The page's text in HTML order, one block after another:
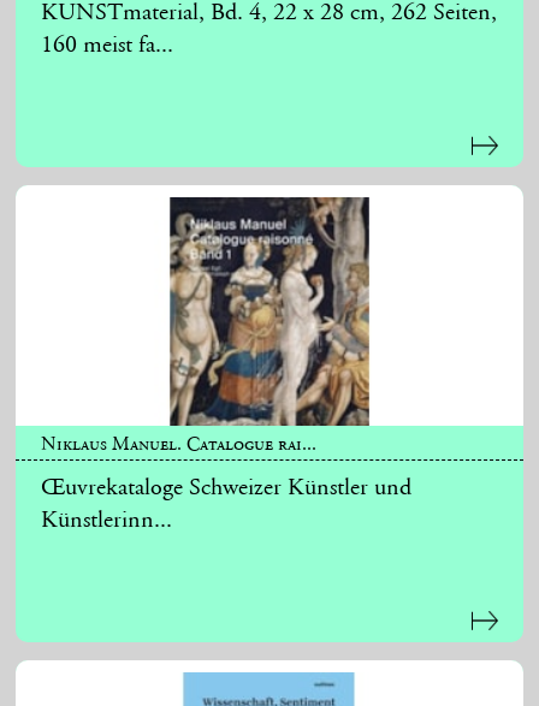
KUNSTmaterial, Bd. 4, 22 x 28 cm, 262 Seiten,
160 meist fa...
Niklaus Manuel. Catalogue rai...
Œuvrekataloge Schweizer Künstler und
Künstlerinn...